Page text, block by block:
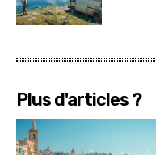
Plus d'articles ?